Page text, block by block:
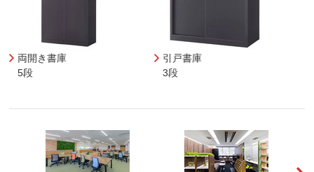
両開き書庫
5段
引戸書庫
3段